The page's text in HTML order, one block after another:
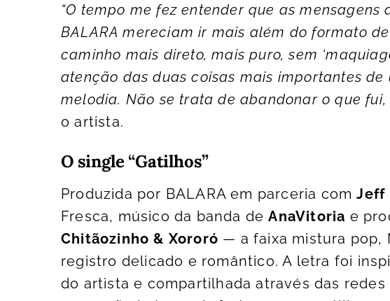
“O tempo me fez entender que as
BALARA mereciam ir mais além do formato
caminho mais direto, mais puro, sem
atenção das duas coisas mais importantes
melodia. Não se trata de abandonar o que
o artista.
O single “Gatilhos”
Produzida por BALARA em parceria comJeff
Fresca, músico da banda deAnaVitoria e
Chitãozinho & Xororó — a faixa mistura pop,
registro delicado e romântico. A letra foi
do artista e compartilhada através das